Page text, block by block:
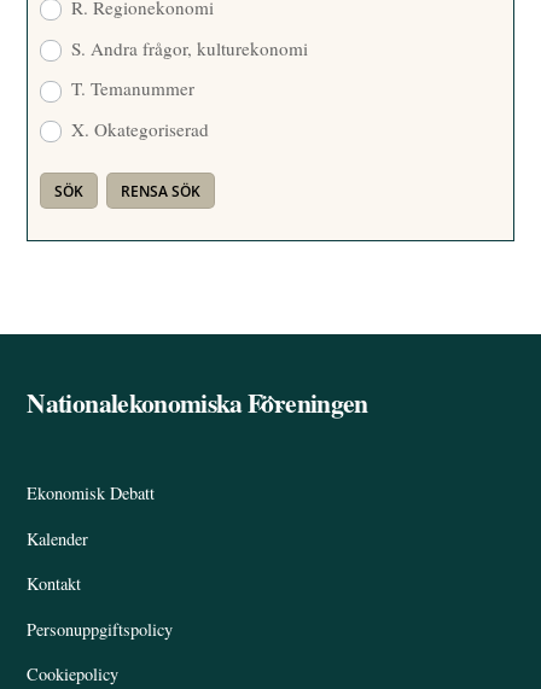
R. Regionekonomi
S. Andra frågor, kulturekonomi
T. Temanummer
X. Okategoriserad
Back
Nationalekonomiska Föreningen
Ekonomisk Debatt
Kalender
Kontakt
Personuppgiftspolicy
Cookiepolicy